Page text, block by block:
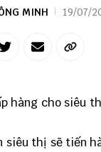
MINH 19/07/
hàng cho siêu
siêu thị sẽ tiến